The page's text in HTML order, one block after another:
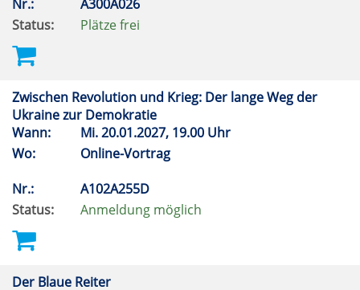
Nr.:
A300A026
Status:
Plätze frei
Zwischen Revolution und Krieg: Der lange Weg der
Ukraine zur Demokratie
Wann:
Mi.20.01.2027, 19.00 Uhr
Wo:
Online-Vortrag
Nr.:
A102A255D
Status:
Anmeldung möglich
Der Blaue Reiter